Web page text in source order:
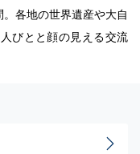
各地の世界遺産や大自
びとと顔の見える交流